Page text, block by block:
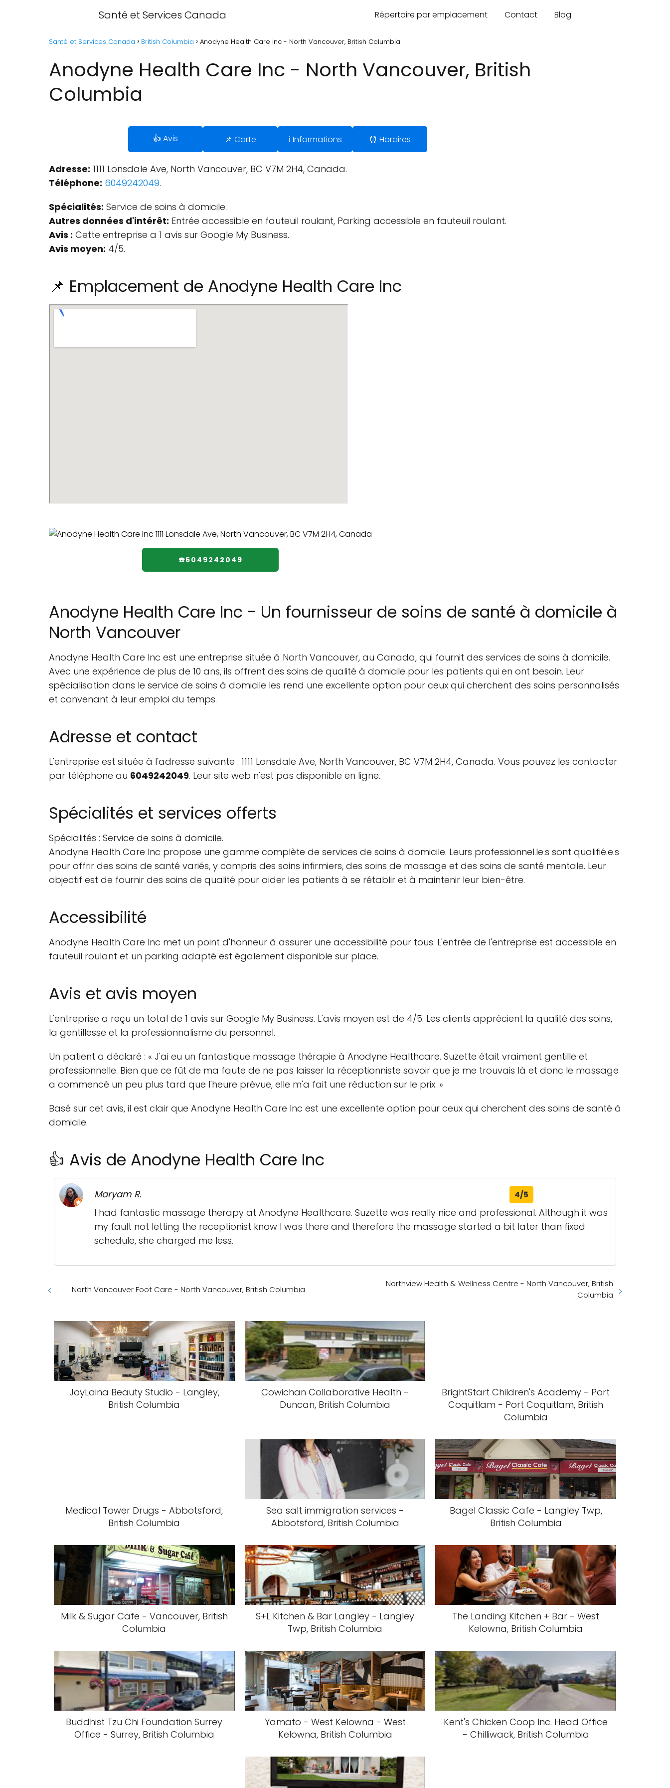
Santé et Services Canada Répertoire par emplacement Contact Blog
Santé et Services Canada British Columbia Anodyne Health Care Inc - North Vancouver, British Columbia
Anodyne Health Care Inc - North Vancouver, British
Columbia
👍 Avis 📌 Carte ℹ️ Informations ⏰ Horaires
Adresse: 1111 Lonsdale Ave, North Vancouver, BC V7M 2H4, Canada.
Téléphone: 6049242049.
Spécialités: Service de soins à domicile.
Autres données d'intérêt: Entrée accessible en fauteuil roulant, Parking accessible en fauteuil roulant.
Avis : Cette entreprise a 1 avis sur Google My Business.
Avis moyen: 4/5.
📌 Emplacement de Anodyne Health Care Inc
☎️6049242049
Anodyne Health Care Inc - Un fournisseur de soins de santé à domicile à
North Vancouver
Anodyne Health Care Inc est une entreprise située à North Vancouver, au Canada, qui fournit des services de soins à domicile.
Avec une expérience de plus de 10 ans, ils offrent des soins de qualité à domicile pour les patients qui en ont besoin. Leur
spécialisation dans le service de soins à domicile les rend une excellente option pour ceux qui cherchent des soins personnalisés
et convenant à leur emploi du temps.
Adresse et contact
L'entreprise est située à l'adresse suivante : 1111 Lonsdale Ave, North Vancouver, BC V7M 2H4, Canada. Vous pouvez les contacter
par téléphone au 6049242049. Leur site web n'est pas disponible en ligne.
Spécialités et services offerts
Spécialités : Service de soins à domicile.
Anodyne Health Care Inc propose une gamme complète de services de soins à domicile. Leurs professionnel.le.s sont qualifié.e.s
pour offrir des soins de santé variés, y compris des soins infirmiers, des soins de massage et des soins de santé mentale. Leur
objectif est de fournir des soins de qualité pour aider les patients à se rétablir et à maintenir leur bien-être.
Accessibilité
Anodyne Health Care Inc met un point d'honneur à assurer une accessibilité pour tous. L'entrée de l'entreprise est accessible en
fauteuil roulant et un parking adapté est également disponible sur place.
Avis et avis moyen
L'entreprise a reçu un total de 1 avis sur Google My Business. L'avis moyen est de 4/5. Les clients apprécient la qualité des soins,
la gentillesse et la professionnalisme du personnel.
Un patient a déclaré : « J'ai eu un fantastique massage thérapie à Anodyne Healthcare. Suzette était vraiment gentille et
professionnelle. Bien que ce fût de ma faute de ne pas laisser la réceptionniste savoir que je me trouvais là et donc le massage
a commencé un peu plus tard que l'heure prévue, elle m'a fait une réduction sur le prix. »
Basé sur cet avis, il est clair que Anodyne Health Care Inc est une excellente option pour ceux qui cherchent des soins de santé à
domicile.
👍 Avis de Anodyne Health Care Inc
Maryam R. 4/5
I had fantastic massage therapy at Anodyne Healthcare. Suzette was really nice and professional. Although it was
my fault not letting the receptionist know I was there and therefore the massage started a bit later than fixed
schedule, she charged me less.
North Vancouver Foot Care - North Vancouver, British Columbia
Northview Health & Wellness Centre - North Vancouver, British
Columbia
JoyLaina Beauty Studio - Langley,
British Columbia
Cowichan Collaborative Health -
Duncan, British Columbia
BrightStart Children's Academy - Port
Coquitlam - Port Coquitlam, British
Columbia
Medical Tower Drugs - Abbotsford,
British Columbia
Sea salt immigration services -
Abbotsford, British Columbia
Bagel Classic Cafe - Langley Twp,
British Columbia
Milk & Sugar Cafe - Vancouver, British
Columbia
S+L Kitchen & Bar Langley - Langley
Twp, British Columbia
The Landing Kitchen + Bar - West
Kelowna, British Columbia
Buddhist Tzu Chi Foundation Surrey
Office - Surrey, British Columbia
Yamato - West Kelowna - West
Kelowna, British Columbia
Kent's Chicken Coop Inc. Head Office
- Chilliwack, British Columbia